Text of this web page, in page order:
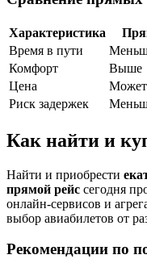
Характеристика
Время в пути
Комфорт
Выше
Цена
Риск задержек
Как найти и
Найти и приобрести
прямой рейс сегодня
онлайн-сервисов и
выбор авиабилетов от
Рекомендации по